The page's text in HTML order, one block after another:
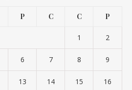
P C C P
1 2
6 7 8 9
13 14 15 16